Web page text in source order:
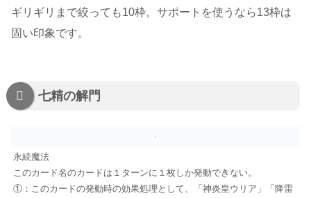
ギリギリまで絞っても10枠。サポートを使うなら13枠は
固い印象です。
七精の解門
永続魔法
このカード名のカードは１ターンに１枚しか発動できない。
①：このカードの発動時の効果処理として、「神炎皇ウリア」「降雷